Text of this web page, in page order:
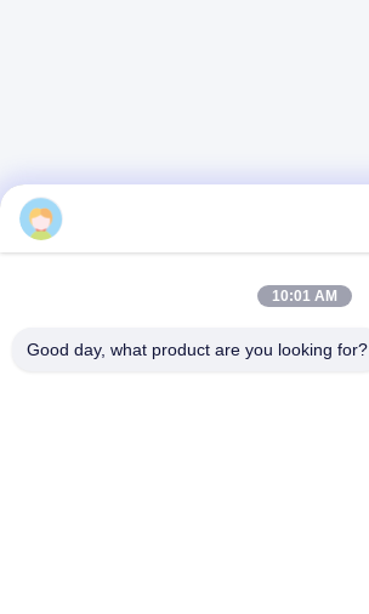
10:01 AM
Good day, what product are you looking for?